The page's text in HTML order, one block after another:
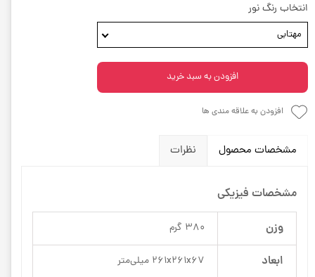
انتخاب رنگ نور
مهتابی
افزودن به سبد خرید
افزودن به علاقه مندی ها
مشخصات محصول نظرات
مشخصات فیزیکی
وزن 380 گرم
ابعاد 261x261x67 میلی‌متر